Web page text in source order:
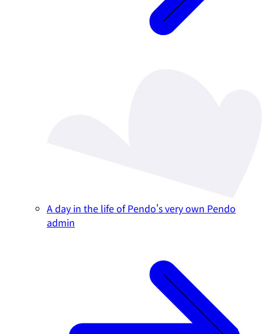
A day in the life of Pendo's very own Pendo
admin